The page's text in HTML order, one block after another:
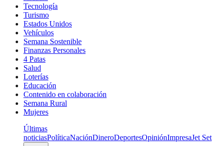
Tecnología
Turismo
Estados Unidos
Vehículos
Semana Sostenible
Finanzas Personales
4 Patas
Salud
Loterías
Educación
Contenido en colaboración
Semana Rural
Mujeres
Últimas
noticiasPolíticaNaciónDineroDeportesOpiniónImpresaJet Set